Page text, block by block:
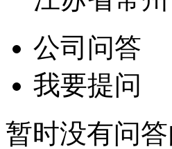
公司问答
我要提问
暂时没有问